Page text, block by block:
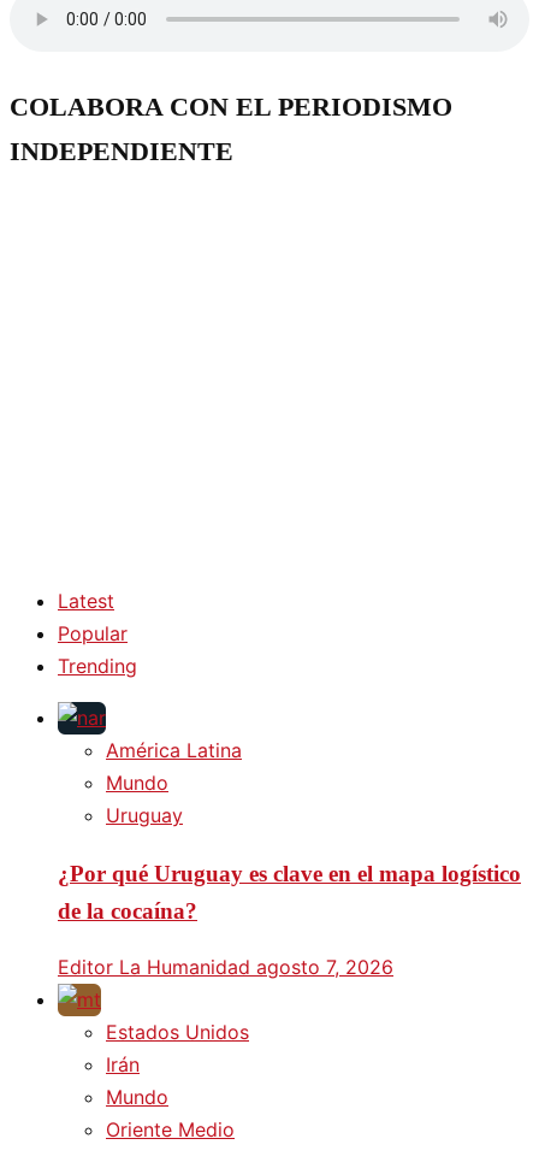
COLABORA CON EL PERIODISMO
INDEPENDIENTE
Latest
Popular
Trending
América Latina
Mundo
Uruguay
¿Por qué Uruguay es clave en el mapa logístico
de la cocaína?
Editor La Humanidad agosto 7, 2026
Estados Unidos
Irán
Mundo
Oriente Medio